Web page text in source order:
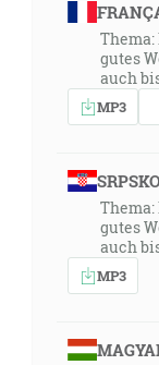
Thema:
gutes
auch
MP3
Thema:
gutes
auch
MP3